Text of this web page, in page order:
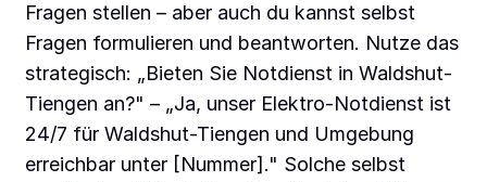
Fragen stellen – aber auch du kannst selbst
Fragen formulieren und beantworten. Nutze das
strategisch: „Bieten Sie Notdienst in Waldshut-
Tiengen an?" – „Ja, unser Elektro-Notdienst ist
24/7 für Waldshut-Tiengen und Umgebung
erreichbar unter [Nummer]." Solche selbst